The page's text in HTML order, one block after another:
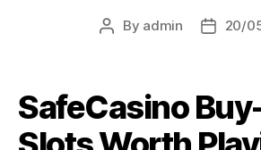
By admin 20/
SafeCasino